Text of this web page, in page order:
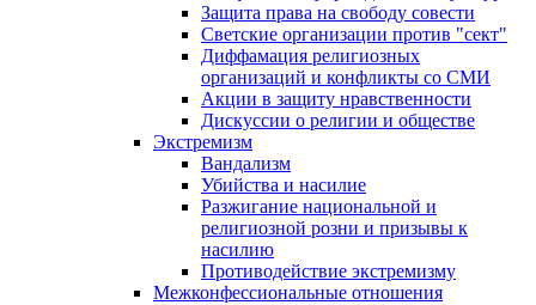
Защита права на свободу совести
Светские организации против "сект"
Диффамация религиозных
организаций и конфликты со СМИ
Акции в защиту нравственности
Дискуссии о религии и обществе
Экстремизм
Вандализм
Убийства и насилие
Разжигание национальной и
религиозной розни и призывы к
насилию
Противодействие экстремизму
Межконфессиональные отношения